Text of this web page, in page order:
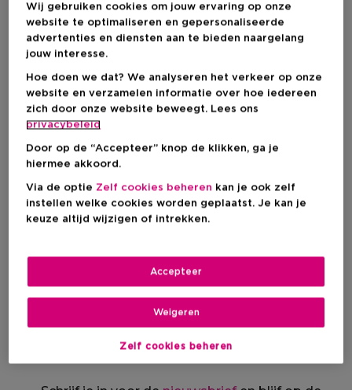
promotiepagina!
PARFUM GEZICHT MAKE-UP
Wij gebruiken cookies om jouw ervaring op onze
website te optimaliseren en gepersonaliseerde
advertenties en diensten aan te bieden naargelang
jouw interesse.
Hoe doen we dat? We analyseren het verkeer op onze
website en verzamelen informatie over hoe iedereen
zich door onze website beweegt. Lees ons
privacybeleid
Door op de “Accepteer” knop de klikken, ga je
hiermee akkoord.
Via de optie Zelf cookies beheren kan je ook zelf
instellen welke cookies worden geplaatst. Je kan je
keuze altijd wijzigen of intrekken.
Zelf cookies beheren
Weigeren
Accepteer